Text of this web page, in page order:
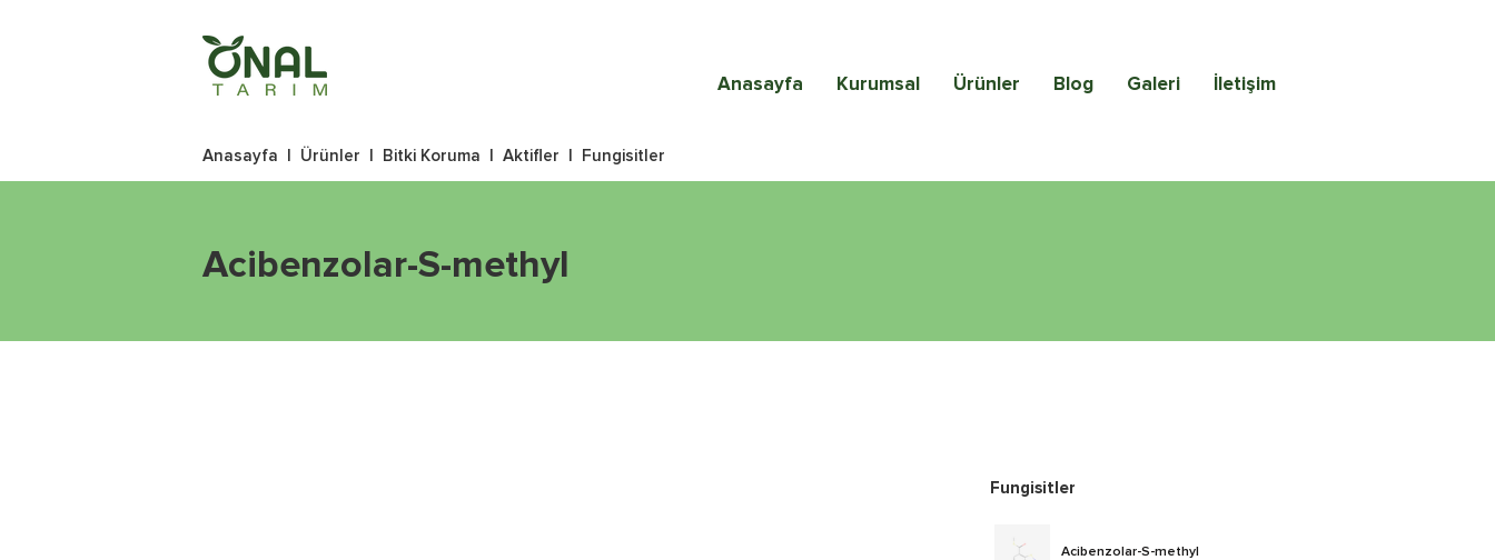
Anasayfa Kurumsal Ürünler Blog Galeri İletişim
Anasayfa Ürünler Bitki Koruma Aktifler Fungisitler
Acibenzolar-S-methyl
Fungisitler
Acibenzolar-S-methyl